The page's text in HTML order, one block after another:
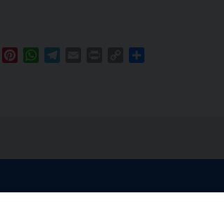
LinkedInPinterestWhatsApp
Copy